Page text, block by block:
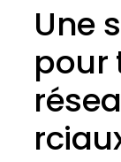
Une
pour